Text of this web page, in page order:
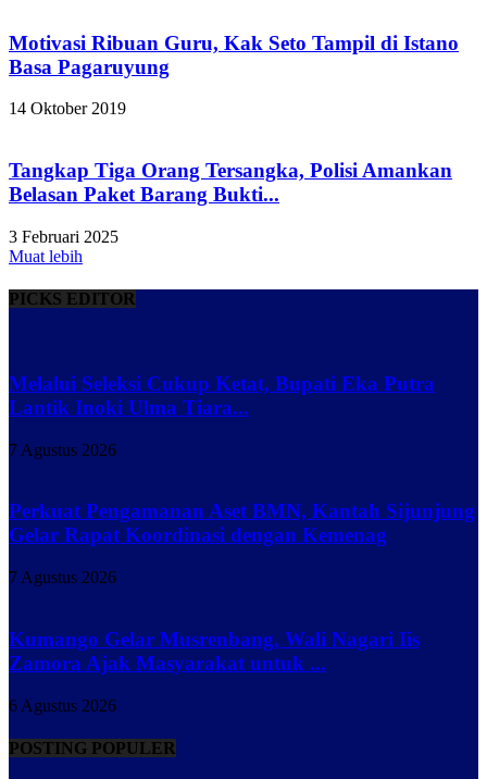
Motivasi Ribuan Guru, Kak Seto Tampil di Istano
Basa Pagaruyung
14 Oktober 2019
Tangkap Tiga Orang Tersangka, Polisi Amankan
Belasan Paket Barang Bukti...
3 Februari 2025
Muat lebih
PICKS EDITOR
Melalui Seleksi Cukup Ketat, Bupati Eka Putra
Lantik Inoki Ulma Tiara...
7 Agustus 2026
Perkuat Pengamanan Aset BMN, Kantah Sijunjung
Gelar Rapat Koordinasi dengan Kemenag
7 Agustus 2026
Kumango Gelar Musrenbang, Wali Nagari Iis
Zamora Ajak Masyarakat untuk ...
6 Agustus 2026
POSTING POPULER